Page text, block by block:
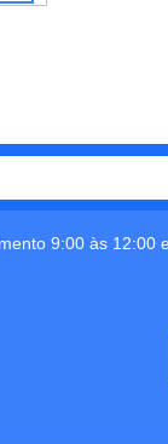
9:00 às 12:00